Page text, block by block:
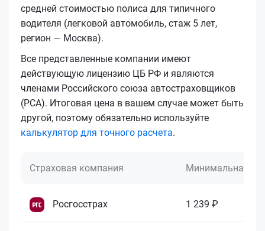
средней стоимостью полиса для типичного
водителя (легковой автомобиль, стаж 5 лет,
регион — Москва).
Все представленные компании имеют
действующую лицензию ЦБ РФ и являются
членами Российского союза автостраховщиков
(РСА). Итоговая цена в вашем случае может быть
другой, поэтому обязательно используйте
калькулятор для точного расчета.
Страховая компания Минимальная
Росгосстрах 1 239 ₽